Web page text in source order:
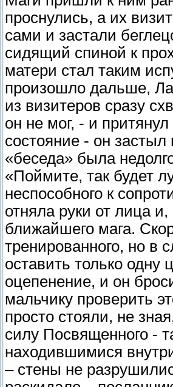
проснулись, а их
сами и застали
сидящий спиной к
матери стал таким
произошло дальше,
из визитеров сразу
он не мог, - и
состояние - он
«беседа» была
«Поймите, так будет
неспособного к
отняла руки от лица
ближайшего мага.
тренированного, но в
оставить только одну
оцепенение, и он
мальчику проверить
просто стояли, не
силу Посвященного -
находившимися
– стены не